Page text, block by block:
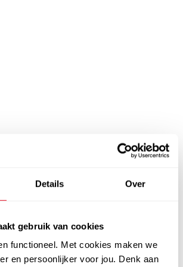
Details Over
gebruik van cookies
functioneel. Met cookies maken we
en persoonlijker voor jou. Denk aan